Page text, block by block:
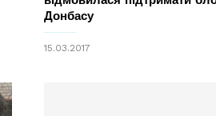
Донбасу
15.03.2017